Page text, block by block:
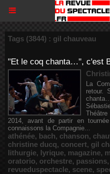
Tags (3844) : gil chauveau
"Et le coq chanta…", c'est
La
retour.
2014, avant de partir en
connaissons la Compagnie...
athénée, bach, chanson,
christine ducq, concert, gil
lithurgie, lyrique, magazine,
oratorio, orchestre, passions,
revueduspectacle, scene,